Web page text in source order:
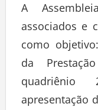
A
associados e
como
da
quadriênio
apresentação